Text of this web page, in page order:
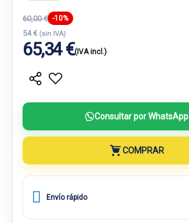
60,00 € -10%
54 € (sin IVA)
65,34 €(IVA incl.)
Consultar por WhatsApp
COMPRAR
Envío rápido